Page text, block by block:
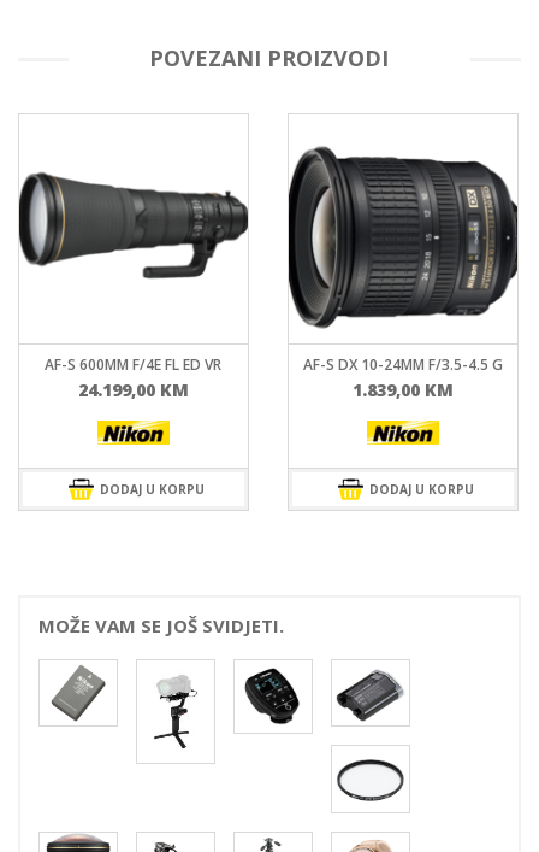
POVEZANI PROIZVODI
AF-S 600MM F/4E FL ED VR
24.199,00 KM
DODAJ U KORPU
AF-S DX 10-24MM F/3.5-4.5 G
1.839,00 KM
DODAJ U KORPU
MOŽE VAM SE JOŠ SVIDJETI.